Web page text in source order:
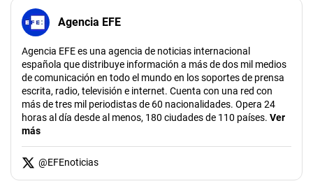
Agencia EFE
Agencia EFE es una agencia de noticias internacional
española que distribuye información a más de dos mil medios
de comunicación en todo el mundo en los soportes de prensa
escrita, radio, televisión e internet. Cuenta con una red con
más de tres mil periodistas de 60 nacionalidades. Opera 24
horas al día desde al menos, 180 ciudades de 110 países. Ver
más
@EFEnoticias